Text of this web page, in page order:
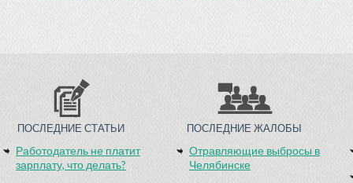
ПОСЛЕДНИЕ СТАТЬИ
Работодатель не платит
зарплату, что делать?
ПОСЛЕДНИЕ ЖАЛОБЫ
Отравляющие выбросы в
Челябинске